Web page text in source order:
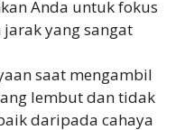
Anda untuk fokus
yang sangat
saat mengambil
lembut dan tidak
daripada cahaya